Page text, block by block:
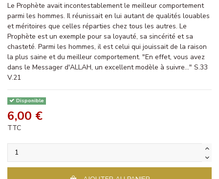
(1 avis)
Le Prophète avait incontestablement le meilleur comportement
parmi les hommes. Il réunissait en lui autant de qualités louables
et méritoires que celles réparties chez tous les autres. Le
Prophète est un exemple pour sa loyauté, sa sincérité et sa
chasteté. Parmi les hommes, il est celui qui jouissait de la raison
la plus saine et du meilleur comportement. "En effet, vous avez
dans le Messager d'ALLAH, un excellent modèle à suivre..." S.33
V.21
Disponible
6,00 €
TTC